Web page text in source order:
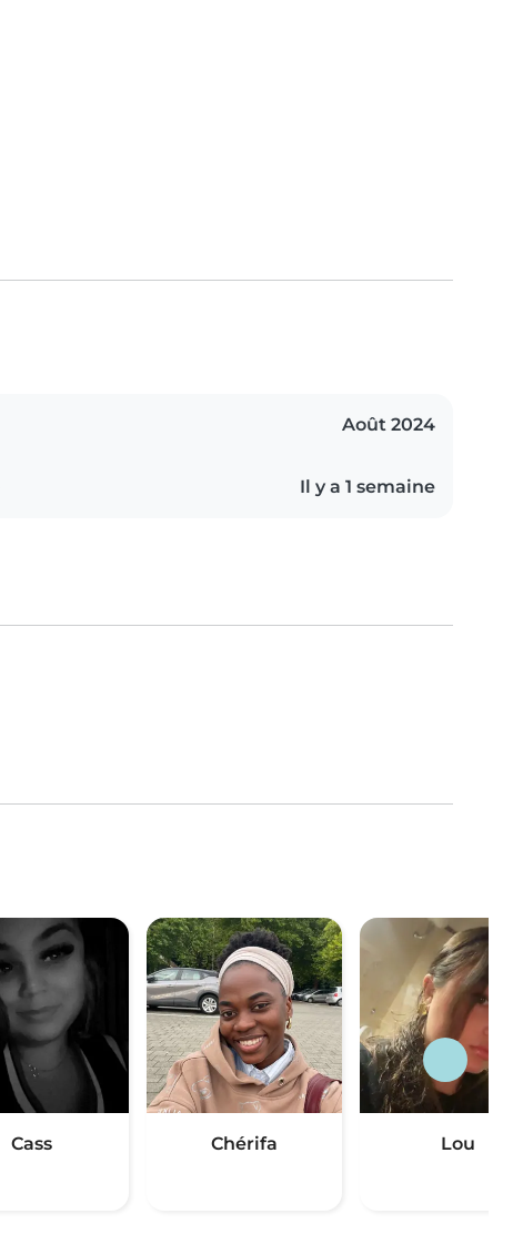
Août 2024
Il y a 1 semaine
Cass Chérifa Lou